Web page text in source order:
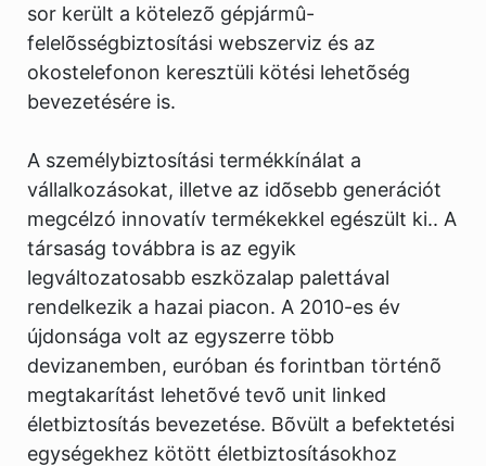
sor került a kötelezõ gépjármû-
felelõsségbiztosítási webszerviz és az
okostelefonon keresztüli kötési lehetõség
bevezetésére is.
A személybiztosítási termékkínálat a
vállalkozásokat, illetve az idõsebb generációt
megcélzó innovatív termékekkel egészült ki.. A
társaság továbbra is az egyik
legváltozatosabb eszközalap palettával
rendelkezik a hazai piacon. A 2010-es év
újdonsága volt az egyszerre több
devizanemben, euróban és forintban történõ
megtakarítást lehetõvé tevõ unit linked
életbiztosítás bevezetése. Bõvült a befektetési
egységekhez kötött életbiztosításokhoz